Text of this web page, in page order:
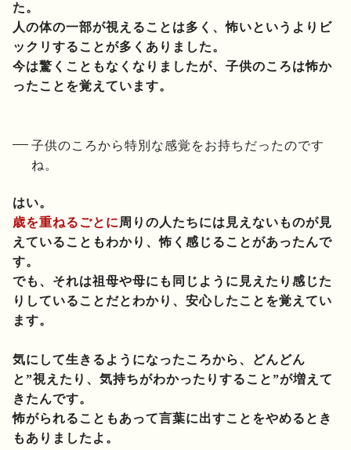
た。
人の体の一部が視えることは多く、怖いというよりビ
ックリすることが多くありました。
今は驚くこともなくなりましたが、子供のころは怖か
ったことを覚えています。
子供のころから特別な感覚をお持ちだったのです
ね。
はい。
歳を重ねるごとに 周りの人たちには見えないものが見
えていることもわかり、怖く感じることがあったんで
す。
でも、それは祖母や母にも同じように見えたり感じた
りしていることだとわかり、安心したことを覚えてい
ます。
気にして生きるようになったころから、どんどん
と”視えたり、気持ちがわかったりすること”が増えて
きたんです。
怖がられることもあって言葉に出すことをやめるとき
もありましたよ。